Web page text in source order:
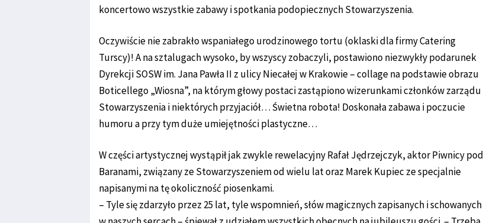
koncertowo wszystkie zabawy i spotkania podopiecznych Stowarzyszenia.
Oczywiście nie zabrakło wspaniałego urodzinowego tortu (oklaski dla firmy Catering
Turscy)! A na sztalugach wysoko, by wszyscy zobaczyli, postawiono niezwykły podarunek
Dyrekcji SOSW im. Jana Pawła II z ulicy Niecałej w Krakowie – collage na podstawie obrazu
Boticellego „Wiosna”, na którym głowy postaci zastąpiono wizerunkami członków zarządu
Stowarzyszenia i niektórych przyjaciół… Świetna robota! Doskonała zabawa i poczucie
humoru a przy tym duże umiejętności plastyczne…
W części artystycznej wystąpił jak zwykle rewelacyjny Rafał Jędrzejczyk, aktor Piwnicy pod
Baranami, związany ze Stowarzyszeniem od wielu lat oraz Marek Kupiec ze specjalnie
napisanymi na tę okoliczność piosenkami.
– Tyle się zdarzyło przez 25 lat, tyle wspomnień, słów magicznych zapisanych i schowanych